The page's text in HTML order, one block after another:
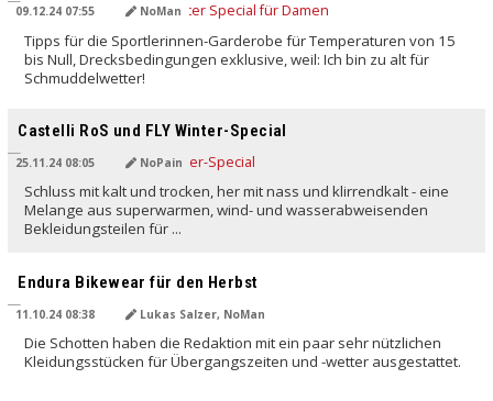
09.12.24 07:55 NoMan
Tipps für die Sportlerinnen-Garderobe für Temperaturen von 15
bis Null, Drecksbedingungen exklusive, weil: Ich bin zu alt für
Schmuddelwetter!
Castelli RoS und FLY Winter-Special
25.11.24 08:05 NoPain
Schluss mit kalt und trocken, her mit nass und klirrendkalt - eine
Melange aus superwarmen, wind- und wasserabweisenden
Bekleidungsteilen für ...
Endura Bikewear für den Herbst
11.10.24 08:38 Lukas Salzer, NoMan
Die Schotten haben die Redaktion mit ein paar sehr nützlichen
Kleidungsstücken für Übergangszeiten und -wetter ausgestattet.